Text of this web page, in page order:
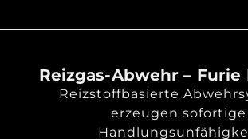
Reizgas-Abwehr – Furie
Reizstoffbasierte
erzeugen sofortige